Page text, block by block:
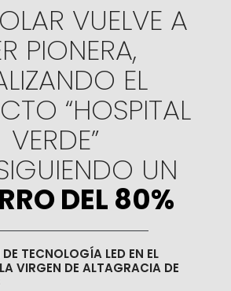
VUELVE A
PIONERA,
EL
“HOSPITAL
VERDE”
UN
DEL 80%
TECNOLOGÍA LED EN EL
VIRGEN DE ALTAGRACIA DE